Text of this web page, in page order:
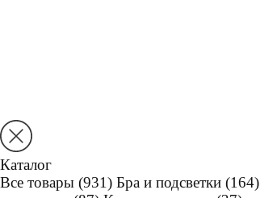
Каталог
Все товары (931) Бра и подсветки (164)